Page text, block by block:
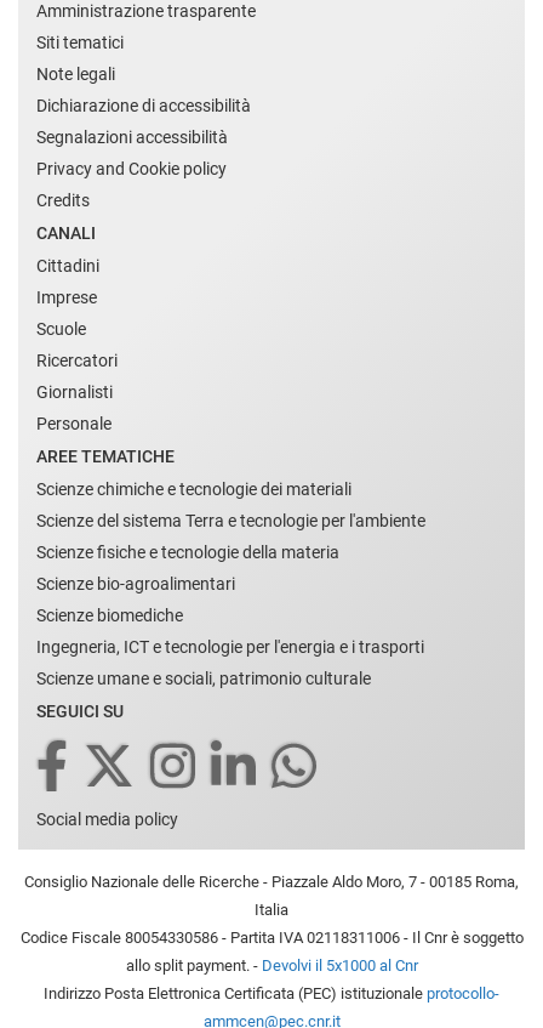
Amministrazione trasparente
Siti tematici
Note legali
Dichiarazione di accessibilità
Segnalazioni accessibilità
Privacy and Cookie policy
Credits
CANALI
Cittadini
Imprese
Scuole
Ricercatori
Giornalisti
Personale
AREE TEMATICHE
Scienze chimiche e tecnologie dei materiali
Scienze del sistema Terra e tecnologie per l'ambiente
Scienze fisiche e tecnologie della materia
Scienze bio-agroalimentari
Scienze biomediche
Ingegneria, ICT e tecnologie per l'energia e i trasporti
Scienze umane e sociali, patrimonio culturale
SEGUICI SU
Social media policy
Consiglio Nazionale delle Ricerche - Piazzale Aldo Moro, 7 - 00185 Roma,
Italia
Codice Fiscale 80054330586 - Partita IVA 02118311006 - Il Cnr è soggetto
allo split payment. - Devolvi il 5x1000 al Cnr
Indirizzo Posta Elettronica Certificata (PEC) istituzionale protocollo-
ammcen@pec.cnr.it